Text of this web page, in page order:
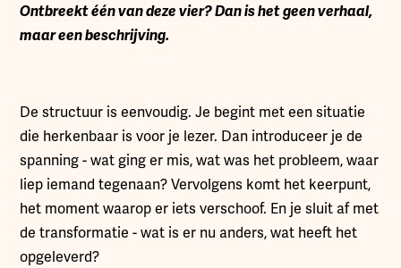
Ontbreekt één van deze vier? Dan is het geen verhaal,
maar een beschrijving.
De structuur is eenvoudig. Je begint met een situatie
die herkenbaar is voor je lezer. Dan introduceer je de
spanning - wat ging er mis, wat was het probleem, waar
liep iemand tegenaan? Vervolgens komt het keerpunt,
het moment waarop er iets verschoof. En je sluit af met
de transformatie - wat is er nu anders, wat heeft het
opgeleverd?